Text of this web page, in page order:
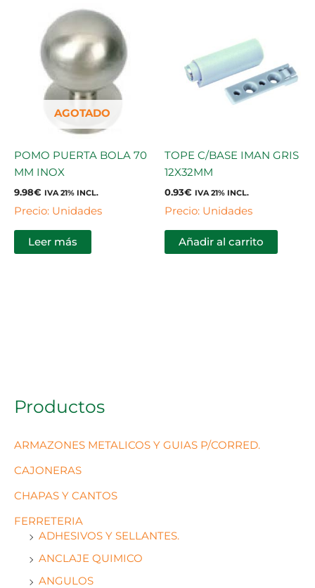
Productos
ARMAZONES METALICOS Y GUIAS P/CORRED.
CAJONERAS
CHAPAS Y CANTOS
FERRETERIA
ADHESIVOS Y SELLANTES.
ANCLAJE QUIMICO
ANGULOS
AGOTADO
POMO PUERTA BOLA 70
MM INOX
9.98€ IVA 21% INCL.
Precio: Unidades
Leer más
TOPE C/BASE IMAN GRIS
12X32MM
0.93€ IVA 21% INCL.
Precio: Unidades
Añadir al carrito